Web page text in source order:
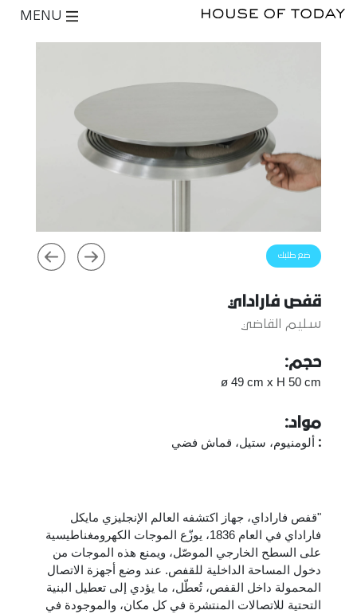
ضع طلبك
قفص فاراداي
سليم القاضي
حجم:
ø 49 cm x H 50 cm
مواد:
: ألومنيوم، ستيل، قماش فضي
"قفص فاراداي، جهاز اكتشفه العالم الإنجليزي مايكل
فاراداي في العام 1836، يوزّع الموجات الكهرومغناطيسية
على السطح الخارجي الموصّل، ويمنع هذه الموجات من
دخول المساحة الداخلية للقفص. عند وضع أجهزة الاتصال
المحمولة داخل القفص، تُعطّل، ما يؤدي إلى تعطيل البنية
التحتية للاتصالات المنتشرة في كل مكان، والموجودة في